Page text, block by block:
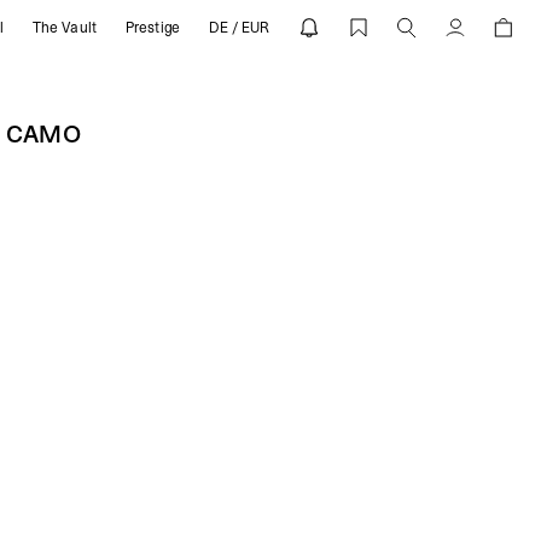
REPRESENT
The Vault Prestige DE / EUR Konto
CAMO